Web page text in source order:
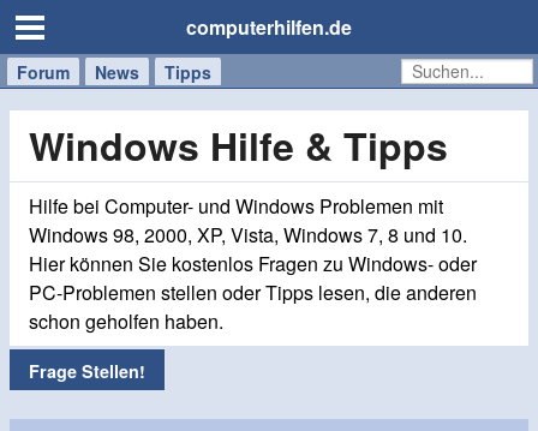
computerhilfen.de
Forum News Tipps
Handy
Windows
Mac
Windows Hilfe & Tipps
Hilfe bei Computer- und Windows Problemen mit
Windows 98, 2000, XP, Vista, Windows 7, 8 und 10.
Hier können Sie kostenlos Fragen zu Windows- oder
PC-Problemen stellen oder Tipps lesen, die anderen
schon geholfen haben.
Frage Stellen!